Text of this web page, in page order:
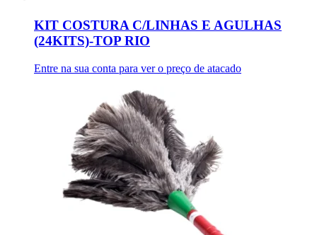
KIT COSTURA C/LINHAS E AGULHAS
(24KITS)-TOP RIO
Entre na sua conta para ver o preço de atacado